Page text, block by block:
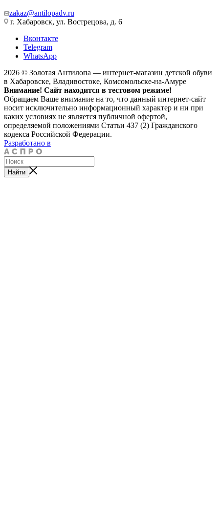
zakaz@antilopadv.ru
г. Хабаровск, ул. Вострецова, д. 6
Вконтакте
Telegram
WhatsApp
2026 © Золотая Антилопа — интернет-магазин детской обуви
в Хабаровске, Владивостоке, Комсомольске-на-Амуре
Внимание! Сайт находится в тестовом режиме!
Обращаем Ваше внимание на то, что данный интернет-сайт
носит исключительно информационный характер и ни при
каких условиях не является публичной офертой,
определяемой положениями Статьи 437 (2) Гражданского
кодекса Российской Федерации.
Разработано в
Найти